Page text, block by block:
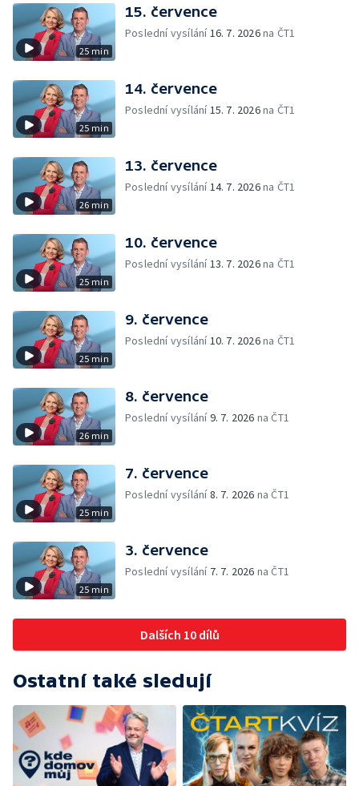
25 min
15. července
Poslední vysílání16. 7. 2026na ČT1
25 min
14. července
Poslední vysílání15. 7. 2026na ČT1
26 min
13. července
Poslední vysílání14. 7. 2026na ČT1
25 min
10. července
Poslední vysílání13. 7. 2026na ČT1
25 min
9. července
Poslední vysílání10. 7. 2026na ČT1
26 min
8. července
Poslední vysílání9. 7. 2026 na ČT1
25 min
7. července
Poslední vysílání8. 7. 2026 na ČT1
25 min
3. července
Poslední vysílání 7. 7. 2026 na ČT1
Dalších 10 dílů
Ostatní také sledují